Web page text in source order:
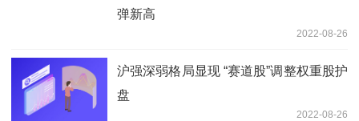
弹新高
2022-08-26
沪强深弱格局显现 “赛道股”调整权重股护
盘
2022-08-26